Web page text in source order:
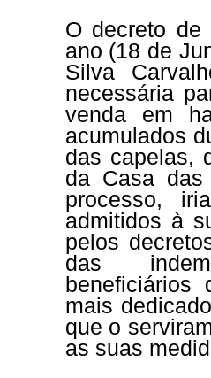
O decreto de
ano (18 de
Silva
necessária
venda em
acumulados
das capelas,
da Casa
processo,
admitidos à
pelos
das
beneficiários
mais
que o
as suas